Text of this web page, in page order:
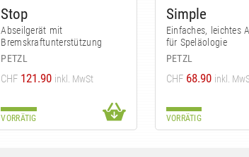
Stop
Abseilgerät mit
Bremskraftunterstützung
PETZL
CHF 121.90 inkl. MwSt
VORRÄTIG
Simple
Einfaches, leichtes
für Speläologie
PETZL
CHF 68.90 inkl.
VORRÄTIG